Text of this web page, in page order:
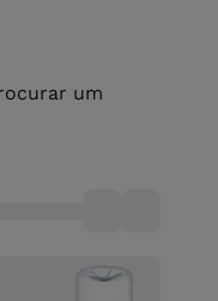
um